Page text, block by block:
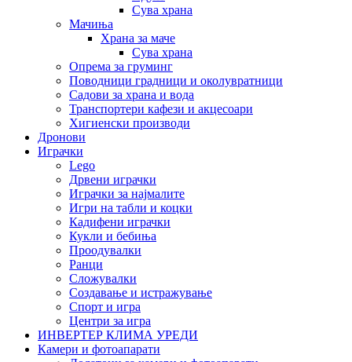
Сува храна
Мачиња
Храна за маче
Сува храна
Опрема за груминг
Поводници градници и околувратници
Садови за храна и вода
Транспортери кафези и акцесоари
Хигиенски производи
Дронови
Играчки
Lego
Дрвени играчки
Играчки за најмалите
Игри на табли и коцки
Кадифени играчки
Кукли и бебиња
Проодувалки
Ранци
Сложувалки
Создавање и истражување
Спорт и игра
Центри за игра
ИНВЕРТЕР КЛИМА УРЕДИ
Камери и фотоапарати